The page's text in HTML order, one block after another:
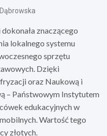
znaczącego
lokalnego systemu
sprzętu
Dzięki
oraz Naukową i
– Państwowym Instytutem
edukacyjnych w
Wartość tego
złotych.